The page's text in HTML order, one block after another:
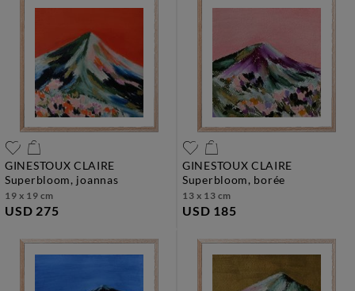
GINESTOUX CLAIRE
superbloom, joannas
19 x 19 cm
USD 275
GINESTOUX CLAIRE
superbloom, borée
13 x 13 cm
USD 185